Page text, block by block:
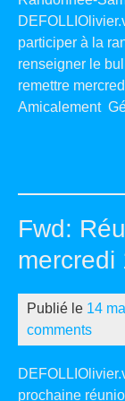
participer à la
renseigner le
remettre
Amicalement
Fwd:
mercredi
Publié le 14
comments
prochaine